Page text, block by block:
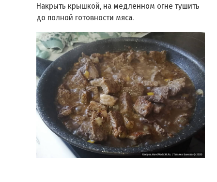
Накрыть крышкой, на медленном огне тушить
до полной готовности мяса.